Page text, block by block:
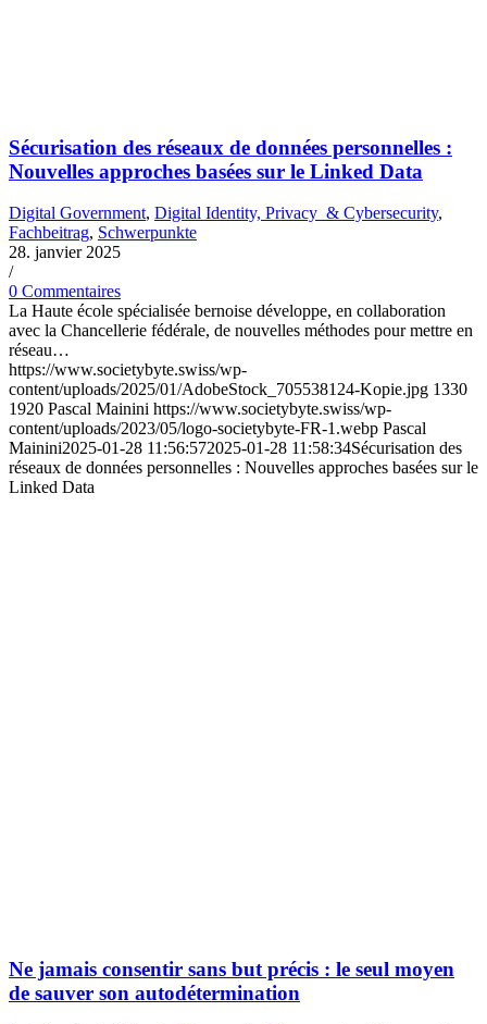
Sécurisation des réseaux de données personnelles :
Nouvelles approches basées sur le Linked Data
Digital Government, Digital Identity, Privacy & Cybersecurity,
Fachbeitrag, Schwerpunkte
28. janvier 2025
/
0 Commentaires
La Haute école spécialisée bernoise développe, en collaboration
avec la Chancellerie fédérale, de nouvelles méthodes pour mettre en
réseau…
https://www.societybyte.swiss/wp-
content/uploads/2025/01/AdobeStock_705538124-Kopie.jpg 1330
1920 Pascal Mainini https://www.societybyte.swiss/wp-
content/uploads/2023/05/logo-societybyte-FR-1.webp Pascal
Mainini2025-01-28 11:56:572025-01-28 11:58:34Sécurisation des
réseaux de données personnelles : Nouvelles approches basées sur le
Linked Data
Ne jamais consentir sans but précis : le seul moyen
de sauver son autodétermination